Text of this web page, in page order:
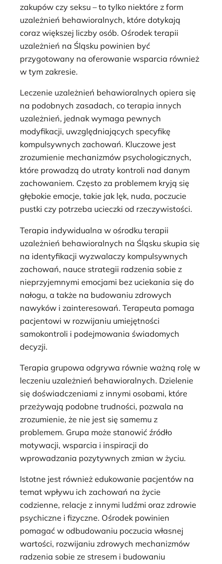
zakupów czy seksu – to tylko niektóre z form
uzależnień behawioralnych, które dotykają
coraz większej liczby osób. Ośrodek terapii
uzależnień na Śląsku powinien być
przygotowany na oferowanie wsparcia również
w tym zakresie.
Leczenie uzależnień behawioralnych opiera się
na podobnych zasadach, co terapia innych
uzależnień, jednak wymaga pewnych
modyfikacji, uwzględniających specyfikę
kompulsywnych zachowań. Kluczowe jest
zrozumienie mechanizmów psychologicznych,
które prowadzą do utraty kontroli nad danym
zachowaniem. Często za problemem kryją się
głębokie emocje, takie jak lęk, nuda, poczucie
pustki czy potrzeba ucieczki od rzeczywistości.
Terapia indywidualna w ośrodku terapii
uzależnień behawioralnych na Śląsku skupia się
na identyfikacji wyzwalaczy kompulsywnych
zachowań, nauce strategii radzenia sobie z
nieprzyjemnymi emocjami bez uciekania się do
nałogu, a także na budowaniu zdrowych
nawyków i zainteresowań. Terapeuta pomaga
pacjentowi w rozwijaniu umiejętności
samokontroli i podejmowania świadomych
decyzji.
Terapia grupowa odgrywa równie ważną rolę w
leczeniu uzależnień behawioralnych. Dzielenie
się doświadczeniami z innymi osobami, które
przeżywają podobne trudności, pozwala na
zrozumienie, że nie jest się samemu z
problemem. Grupa może stanowić źródło
motywacji, wsparcia i inspiracji do
wprowadzania pozytywnych zmian w życiu.
Istotne jest również edukowanie pacjentów na
temat wpływu ich zachowań na życie
codzienne, relacje z innymi ludźmi oraz zdrowie
psychiczne i fizyczne. Ośrodek powinien
pomagać w odbudowaniu poczucia własnej
wartości, rozwijaniu zdrowych mechanizmów
radzenia sobie ze stresem i budowaniu